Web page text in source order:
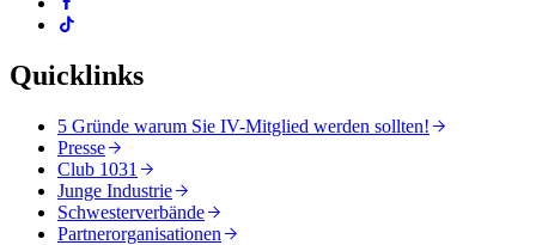
Quicklinks
5 Gründe warum Sie IV-Mitglied werden sollten!
Presse
Club 1031
Junge Industrie
Schwesterverbände
Partnerorganisationen